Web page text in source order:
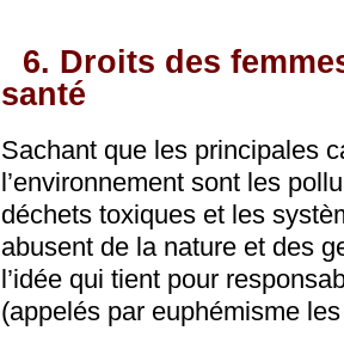
6. Droits des
santé
Sachant que les principales
l’environnement sont les
déchets toxiques et les
abusent de la nature et des
l’idée qui tient pour
(appelés par euphémisme